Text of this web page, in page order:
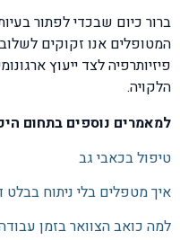
ברור כיום שבכדי לפתור
המטופלים אנו זקוקים
פיזיותרפיה לצד ייעוץ
הלקויה.
למאמרים נוספים בתחום
טיפול בכאבי גב
איך מטפלים בלי ניתוח בבלט
למה כואב הצוואר בזמן